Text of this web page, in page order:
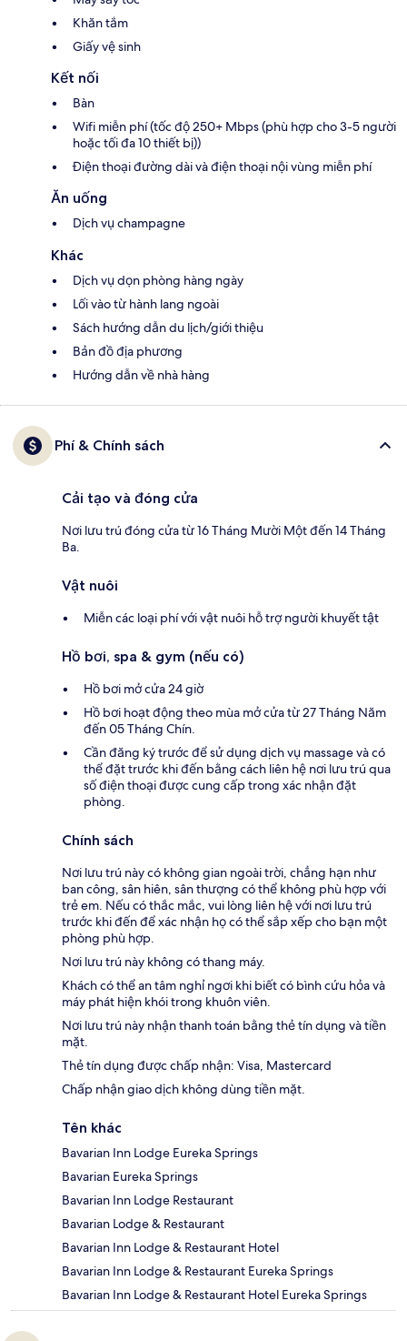
Khăn tắm
Giấy vệ sinh
Kết nối
Bàn
Wifi miễn phí (tốc độ 250+ Mbps (phù hợp cho 3-5 người
hoặc tối đa 10 thiết bị))
Điện thoại đường dài và điện thoại nội vùng miễn phí
Ăn uống
Dịch vụ champagne
Khác
Dịch vụ dọn phòng hàng ngày
Lối vào từ hành lang ngoài
Sách hướng dẫn du lịch/giới thiệu
Bản đồ địa phương
Hướng dẫn về nhà hàng
Phí & Chính sách
Cải tạo và đóng cửa
Nơi lưu trú đóng cửa từ 16 Tháng Mười Một đến 14 Tháng
Ba.
Vật nuôi
Miễn các loại phí với vật nuôi hỗ trợ người khuyết tật
Hồ bơi, spa & gym (nếu có)
Hồ bơi mở cửa 24 giờ
Hồ bơi hoạt động theo mùa mở cửa từ 27 Tháng Năm
đến 05 Tháng Chín.
Cần đăng ký trước để sử dụng dịch vụ massage và có
thể đặt trước khi đến bằng cách liên hệ nơi lưu trú qua
số điện thoại được cung cấp trong xác nhận đặt
phòng.
Chính sách
Nơi lưu trú này có không gian ngoài trời, chẳng hạn như
ban công, sân hiên, sân thượng có thể không phù hợp với
trẻ em. Nếu có thắc mắc, vui lòng liên hệ với nơi lưu trú
trước khi đến để xác nhận họ có thể sắp xếp cho bạn một
phòng phù hợp.
Nơi lưu trú này không có thang máy.
Khách có thể an tâm nghỉ ngơi khi biết có bình cứu hỏa và
máy phát hiện khói trong khuôn viên.
Nơi lưu trú này nhận thanh toán bằng thẻ tín dụng và tiền
mặt.
Thẻ tín dụng được chấp nhận: Visa, Mastercard
Chấp nhận giao dịch không dùng tiền mặt.
Tên khác
Bavarian Inn Lodge Eureka Springs
Bavarian Eureka Springs
Bavarian Inn Lodge Restaurant
Bavarian Lodge & Restaurant
Bavarian Inn Lodge & Restaurant Hotel
Bavarian Inn Lodge & Restaurant Eureka Springs
Bavarian Inn Lodge & Restaurant Hotel Eureka Springs